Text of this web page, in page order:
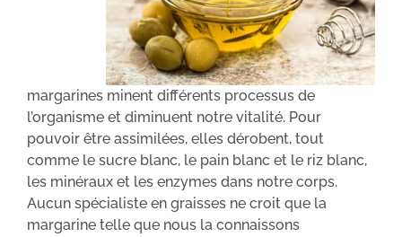
margarines minent différents processus de
l’organisme et diminuent notre vitalité. Pour
pouvoir être assimilées, elles dérobent, tout
comme le sucre blanc, le pain blanc et le riz blanc,
les minéraux et les enzymes dans notre corps.
Aucun spécialiste en graisses ne croit que la
margarine telle que nous la connaissons